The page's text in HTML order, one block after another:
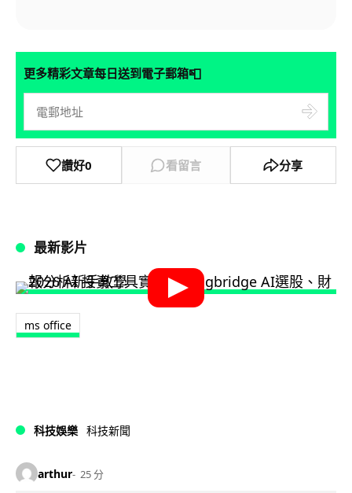
更多精彩文章每日送到電子郵箱📮
讚好0 看留言 分享
最新影片
ms office
科技娛樂 科技新聞
arthur 25 分